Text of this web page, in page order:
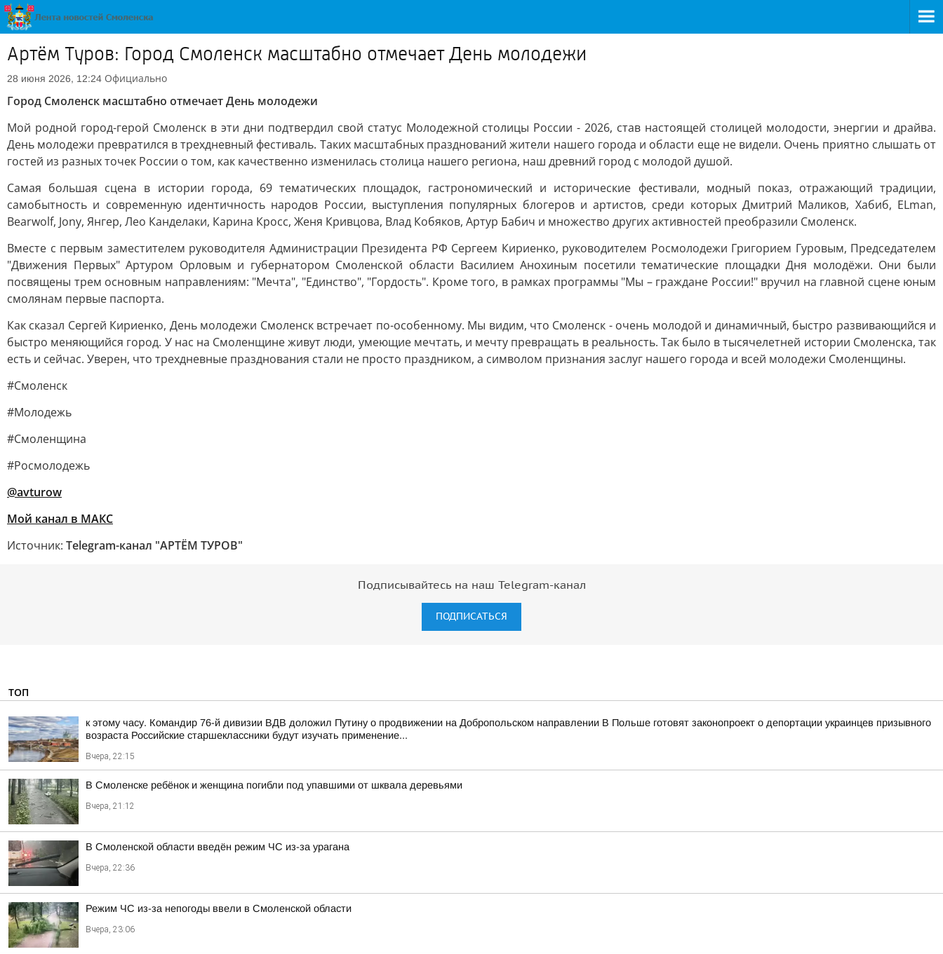
Артём Туров: Город Смоленск масштабно отмечает День молодежи
28 июня 2026, 12:24 Официально
Город Смоленск масштабно отмечает День молодежи
Мой родной город-герой Смоленск в эти дни подтвердил свой статус Молодежной столицы России - 2026, став настоящей столицей молодости, энергии и драйва.
День молодежи превратился в трехдневный фестиваль. Таких масштабных празднований жители нашего города и области еще не видели. Очень приятно слышать от
гостей из разных точек России о том, как качественно изменилась столица нашего региона, наш древний город с молодой душой.
Самая большая сцена в истории города, 69 тематических площадок, гастрономический и исторические фестивали, модный показ, отражающий традиции,
самобытность и современную идентичность народов России, выступления популярных блогеров и артистов, среди которых Дмитрий Маликов, Хабиб, ELman,
Bearwolf, Jony, Янгер, Лео Канделаки, Карина Кросс, Женя Кривцова, Влад Кобяков, Артур Бабич и множество других активностей преобразили Смоленск.
Вместе с первым заместителем руководителя Администрации Президента РФ Сергеем Кириенко, руководителем Росмолодежи Григорием Гуровым, Председателем
"Движения Первых" Артуром Орловым и губернатором Смоленской области Василием Анохиным посетили тематические площадки Дня молодёжи. Они были
посвящены трем основным направлениям: "Мечта", "Единство", "Гордость". Кроме того, в рамках программы "Мы – граждане России!" вручил на главной сцене юным
смолянам первые паспорта.
Как сказал Сергей Кириенко, День молодежи Смоленск встречает по-особенному. Мы видим, что Смоленск - очень молодой и динамичный, быстро развивающийся и
быстро меняющийся город. У нас на Смоленщине живут люди, умеющие мечтать, и мечту превращать в реальность. Так было в тысячелетней истории Смоленска, так
есть и сейчас. Уверен, что трехдневные празднования стали не просто праздником, а символом признания заслуг нашего города и всей молодежи Смоленщины.
#Смоленск
#Молодежь
#Смоленщина
#Росмолодежь
@avturow
Мой канал в МАКС
Источник: Telegram-канал "АРТЁМ ТУРОВ"
Подписывайтесь на наш Telegram-канал
ПОДПИСАТЬСЯ
ТОП
к этому часу. Командир 76-й дивизии ВДВ доложил Путину о продвижении на Добропольском направлении В Польше готовят законопроект о депортации украинцев призывного
возраста Российские старшеклассники будут изучать применение...
Вчера, 22:15
В Смоленске ребёнок и женщина погибли под упавшими от шквала деревьями
Вчера, 21:12
В Смоленской области введён режим ЧС из-за урагана
Вчера, 22:36
Режим ЧС из-за непогоды ввели в Смоленской области
Вчера, 23:06